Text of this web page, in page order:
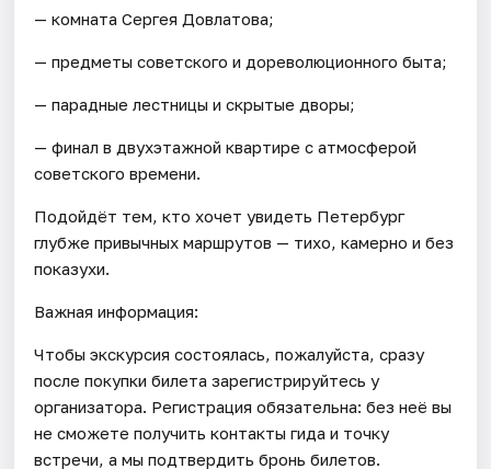
— комната Сергея Довлатова;
— предметы советского и дореволюционного быта;
— парадные лестницы и скрытые дворы;
— финал в двухэтажной квартире с атмосферой
советского времени.
Подойдёт тем, кто хочет увидеть Петербург
глубже привычных маршрутов — тихо, камерно и без
показухи.
Важная информация:
Чтобы экскурсия состоялась, пожалуйста, сразу
после покупки билета зарегистрируйтесь у
организатора. Регистрация обязательна: без неё вы
не сможете получить контакты гида и точку
встречи, а мы подтвердить бронь билетов.